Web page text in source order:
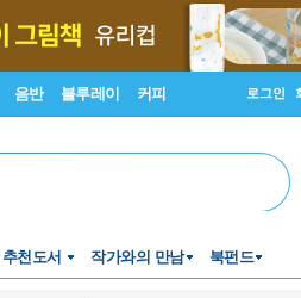
음반 블루레이 커피 로그인
추천도서 작가와의 만남 북펀드